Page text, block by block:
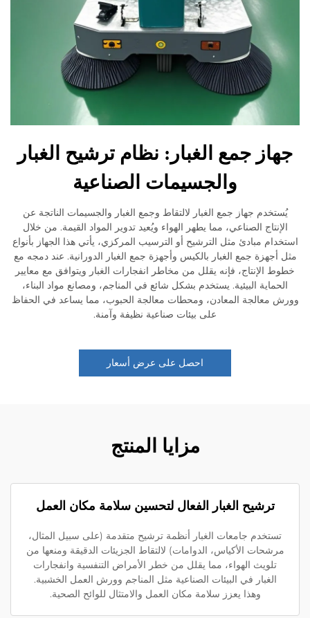
جمع الغبار: نظام ترشيح الغبار
والجسيمات الصناعية
جهاز جمع الغبار لالتقاط وجمع الغبار والجسيمات الناتجة عن
الصناعي، مما يطهر الهواء ويُعيد تدوير المواد القيمة. من خلال
مبادئ مثل الترشيح أو الترسيب المركزي، يأتي هذا الجهاز بأنواع
جمع الغبار بالكيس وأجهزة جمع الغبار الدورانية. عند دمجه مع
الإنتاج، فإنه يقلل من مخاطر انفجارات الغبار ويتوافق مع معايير
البيئية. يستخدم بشكل شائع في المناجم، ومصانع مواد البناء،
معالجة المعادن، ومحطات معالجة الحبوب، مما يساعد في الحفاظ
على بيئات صناعية نظيفة وآمنة.
احصل على عرض أسعار
مزايا المنتج
ترشيح الغبار الفعال لتحسين سلامة مكان العمل
جامعات الغبار أنظمة ترشيح متقدمة (على سبيل المثال،
الأكياس، الدوامات) لالتقاط الجزيئات الدقيقة ومنعها من
تلويث الهواء، مما يقلل من خطر الأمراض التنفسية وانفجارات
الغبار في البيئات الصناعية مثل المناجم وورش العمل الخشبية.
وهذا يعزز سلامة مكان العمل والامتثال للوائح الصحية.